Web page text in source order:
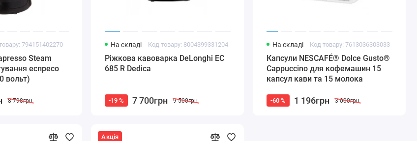
794151402270
Steam
еспресо
вольт)
8 798грн
На складі Код товару: 8004399331204
Ріжкова кавоварка DeLonghi EC
685 R Dedica
-19 % 7 700грн 9 500грн
На складі Код товару: 7613036303033
Капсули NESCAFÉ® Dolce Gusto®
Cappuccino для кофемашин 15
капсул кави та 15 молока
-60 % 1 196грн 3 000грн
Акція